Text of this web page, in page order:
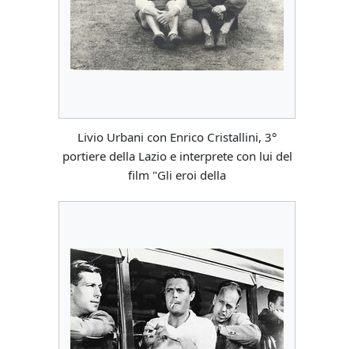
Livio Urbani con Enrico Cristallini, 3°
portiere della Lazio e interprete con lui del
film "Gli eroi della